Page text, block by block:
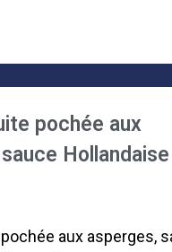
pochée aux
aux asperges,